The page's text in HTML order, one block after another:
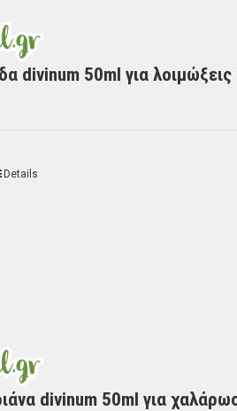
divinum 50ml για
Details
divinum 50ml για